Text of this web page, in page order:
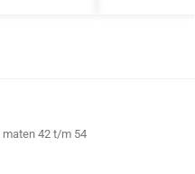
maten 42 t/m 54